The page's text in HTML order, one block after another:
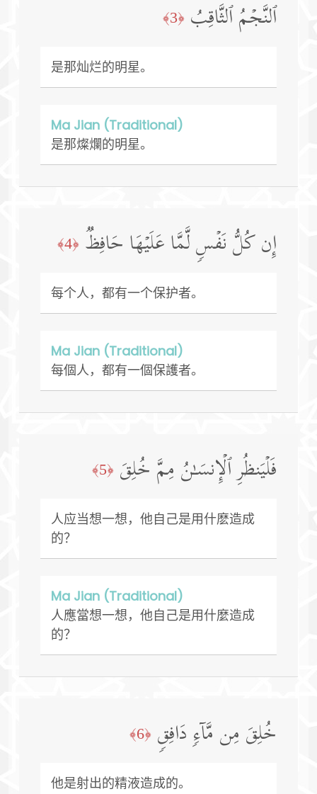
ٱلنَّجۡمُ ٱلثَّاقِبُ ﴿3﴾
是那灿烂的明星。
Ma Jian (Traditional)
是那燦爛的明星。
إِن كُلُّ نَفۡسࣲ لَّمَّا عَلَیۡهَا حَافِظࣱ ﴿4﴾
每个人，都有一个保护者。
Ma Jian (Traditional)
每個人，都有一個保護者。
فَلۡیَنظُرِ ٱلۡإِنسَـٰنُ مِمَّ خُلِقَ ﴿5﴾
人应当想一想，他自己是用什麽造成
的？
Ma Jian (Traditional)
人應當想一想，他自己是用什麼造成
的？
خُلِقَ مِن مَّاۤءࣲ دَافِقࣲ ﴿6﴾
他是射出的精液造成的。